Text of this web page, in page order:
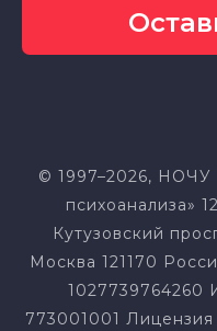
© 1997–2026, НОЧУ
психоанализа»
Кутузовский
Москва 121170
1027739764260
773001001